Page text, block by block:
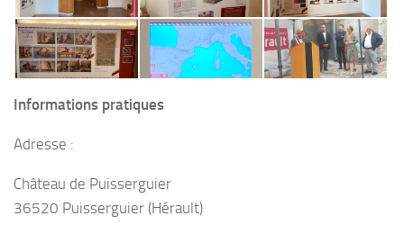
Informations pratiques
Adresse :
Château de Puisserguier
36520 Puisserguier (Hérault)